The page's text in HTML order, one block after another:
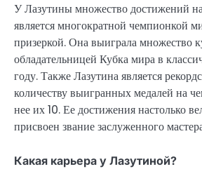
У Лазутины множество достижений
является многократной чемпионкой
призеркой. Она выиграла множество
обладательницей Кубка мира в
году. Также Лазутина является
количеству выигранных медалей на
нее их 10. Ее достижения настолько
присвоен звание заслуженного
Какая карьера у Лазутиной?